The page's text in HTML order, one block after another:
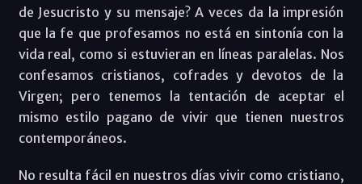
de Jesucristo y su mensaje? A veces da la impresión
que la fe que profesamos no está en sintonía con la
vida real, como si estuvieran en líneas paralelas. Nos
confesamos cristianos, cofrades y devotos de la
Virgen; pero tenemos la tentación de aceptar el
mismo estilo pagano de vivir que tienen nuestros
contemporáneos.
No resulta fácil en nuestros días vivir como cristiano,